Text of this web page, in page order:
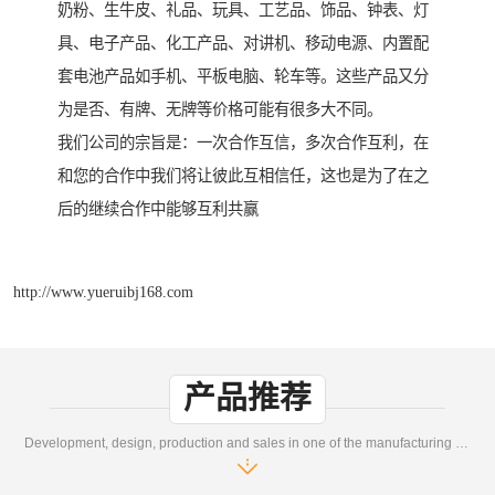
奶粉、生牛皮、礼品、玩具、工艺品、饰品、钟表、灯
具、电子产品、化工产品、对讲机、移动电源、内置配
套电池产品如手机、平板电脑、轮车等。这些产品又分
为是否、有牌、无牌等价格可能有很多大不同。
我们公司的宗旨是：一次合作互信，多次合作互利，在
和您的合作中我们将让彼此互相信任，这也是为了在之
后的继续合作中能够互利共赢
http://www.yueruibj168.com
产品推荐